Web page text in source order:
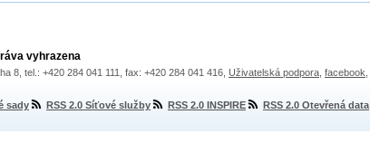
vyhrazena
8, tel.: +420 284 041 111, fax: +420 284 041 416, Uživatelská podpora facebook
sady RSS 2.0 Síťové služby RSS 2.0 INSPIRE RSS 2.0 Otevřená data